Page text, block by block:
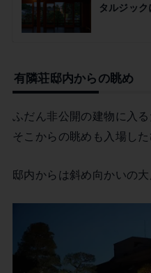
タルジッ
有隣荘邸内からの眺め
ふだん非公開の建物に入
そこからの眺めも入場した
邸内からは斜め向かいの